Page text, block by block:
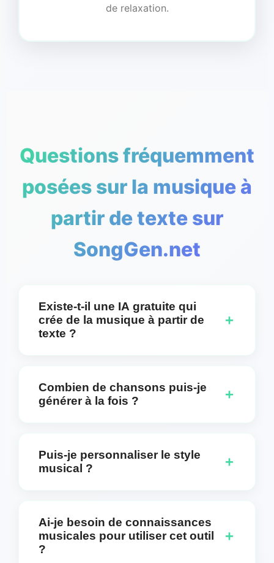
de relaxation.
Questions fréquemment
posées sur la musique à
partir de texte sur
SongGen.net
Existe-t-il une IA gratuite qui
crée de la musique à partir de
texte ?
+
uniquement instrumentales en utilisant notre
générateur gratuit Musique à partir de texte. Notre
basique.
Combien de chansons puis-je
générer à la fois ?
+
variantes de votre création texte-en-musique,
vous offrant plus d＇options parmi lesquelles
Puis-je personnaliser le style
musical ?
+
piste. Notre plateforme propose de vastes options
de personnalisation incluant le genre, l'ambiance,
Ai-je besoin de connaissances
musicales pour utiliser cet outil
?
+